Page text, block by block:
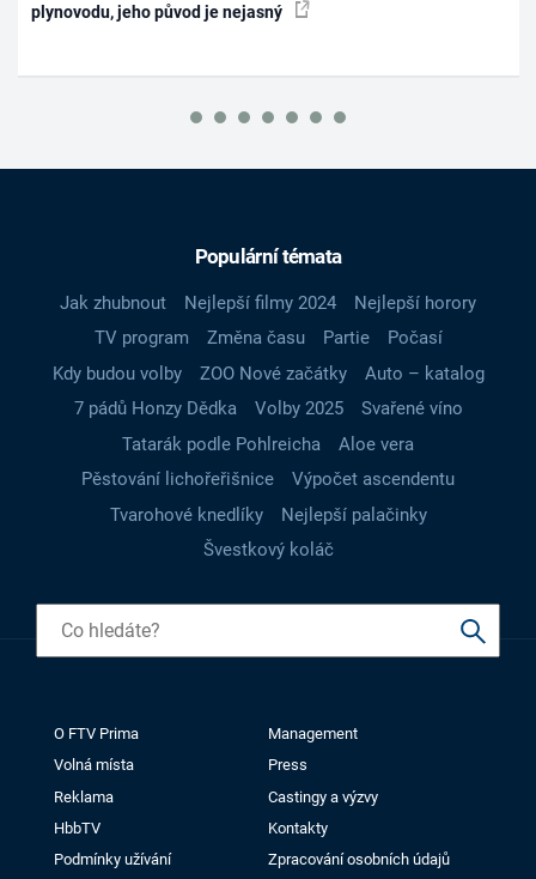
plynovodu, jeho původ je nejasný
Populární témata
Jak zhubnout Nejlepší filmy 2024
Nejlepší horory
TV program
Změna času Partie
Počasí
Kdy budou volby
ZOO Nové začátky
Auto – katalog
7 pádů Honzy Dědka
Volby 2025
Svařené víno
Tatarák podle Pohlreicha
Aloe vera
Pěstování lichořeřišnice
Výpočet ascendentu
Tvarohové knedlíky
Nejlepší palačinky
Švestkový koláč
O FTV Prima
Management
Volná místa
Press
Reklama
Castingy a výzvy
HbbTV
Kontakty
Podmínky užívání
Zpracování osobních údajů